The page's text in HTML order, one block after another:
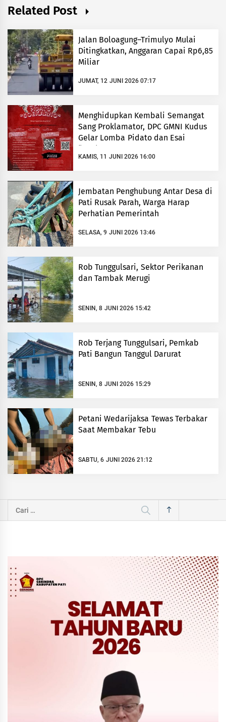
Related Post
Jalan Boloagung–Trimulyo Mulai
Ditingkatkan, Anggaran Capai Rp6,85
Miliar
JUMAT, 12 JUNI 2026 07:17
​Menghidupkan Kembali Semangat
Sang Proklamator, DPC GMNI Kudus
Gelar Lomba Pidato dan Esai
“Soekarno”
KAMIS, 11 JUNI 2026 16:00
Jembatan Penghubung Antar Desa di
Pati Rusak Parah, Warga Harap
Perhatian Pemerintah
SELASA, 9 JUNI 2026 13:46
Rob Tunggulsari, Sektor Perikanan
dan Tambak Merugi
SENIN, 8 JUNI 2026 15:42
Rob Terjang Tunggulsari, Pemkab
Pati Bangun Tanggul Darurat
SENIN, 8 JUNI 2026 15:29
Petani Wedarijaksa Tewas Terbakar
Saat Membakar Tebu
SABTU, 6 JUNI 2026 21:12
Cari
untuk: